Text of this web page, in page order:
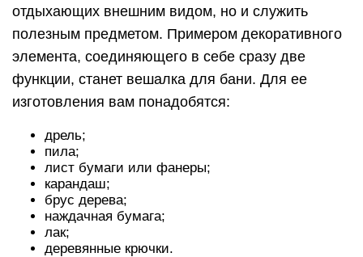
отдыхающих внешним видом, но и служить
полезным предметом. Примером декоративного
элемента, соединяющего в себе сразу две
функции, станет вешалка для бани. Для ее
изготовления вам понадобятся:
дрель;
пила;
лист бумаги или фанеры;
карандаш;
брус дерева;
наждачная бумага;
лак;
деревянные крючки.